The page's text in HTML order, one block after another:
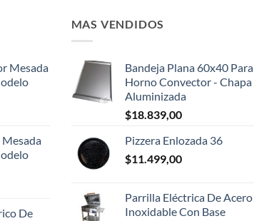
Mesada
De
MAS VENDIDOS
Bandeja Plana 60x40 Para
Horno Convector - Chapa
Aluminizada
$18.839,00
Pizzera Enlozada 36
$11.499,00
Parrilla Eléctrica De Acero
Inoxidable Con Base